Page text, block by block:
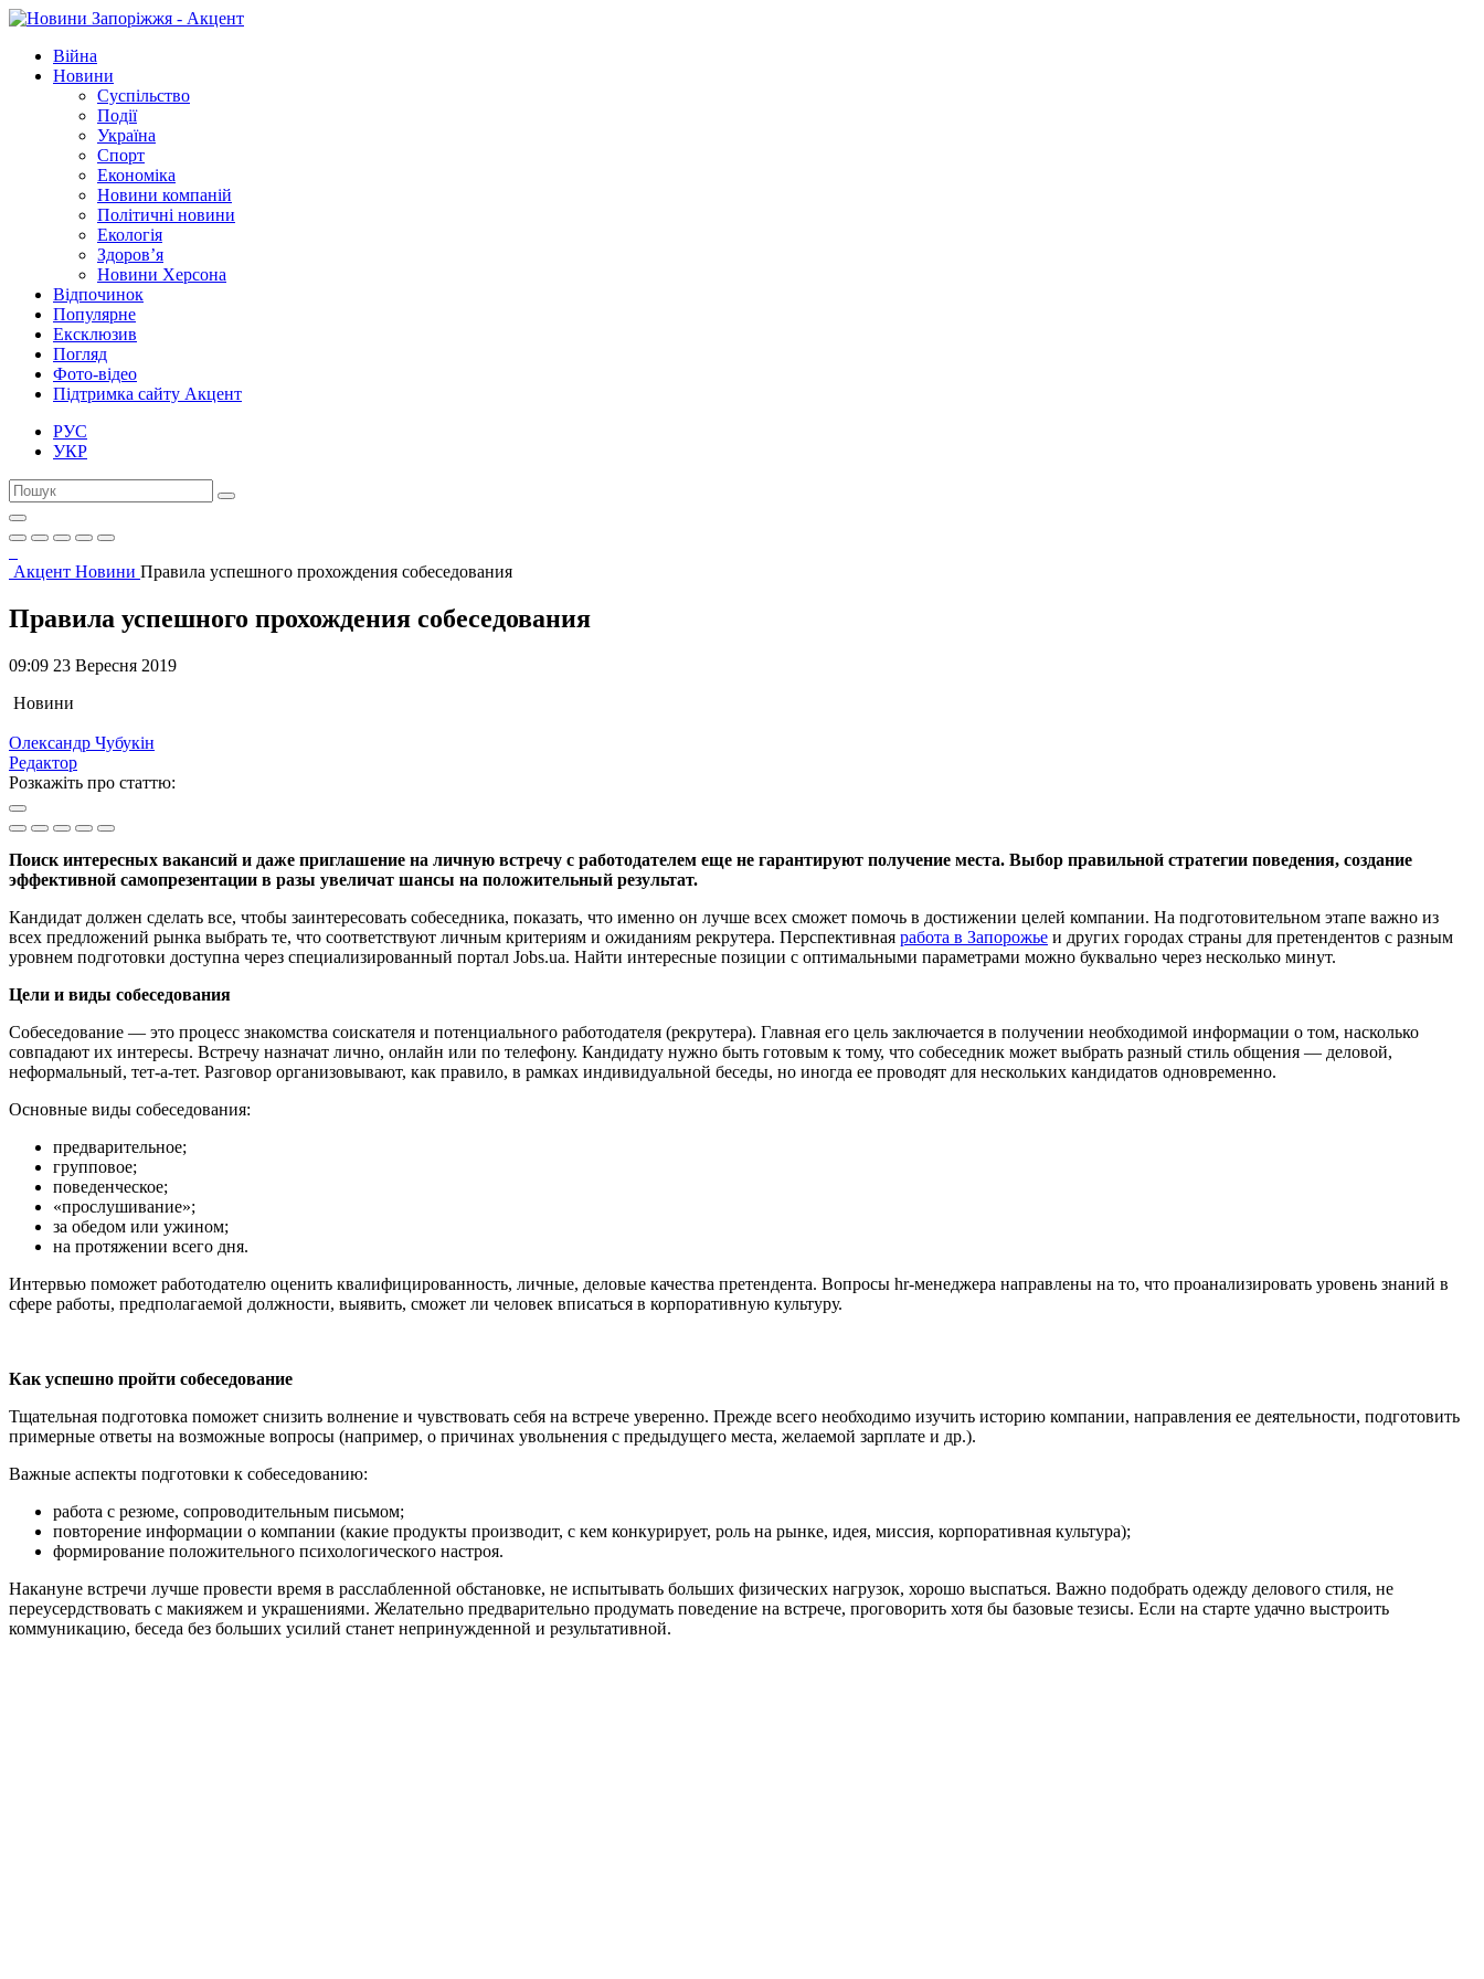
Війна
Новини
Суспільство
Події
Україна
Спорт
Економіка
Новини компаній
Політичні новини
Екологія
Здоров’я
Новини Херсона
Відпочинок
Популярне
Ексклюзив
Погляд
Фото-відео
Підтримка сайту Акцент
РУС
УКР
Акцент Новини Правила успешного прохождения собеседования
Правила успешного прохождения собеседования
09:09 23 Вересня 2019
Новини
Олександр Чубукін
Редактор
Розкажіть про статтю:
Поиск интересных вакансий и даже приглашение на личную встречу с работодателем еще не гарантируют получение места. Выбор правильной стратегии поведения, создание
эффективной самопрезентации в разы увеличат шансы на положительный результат.
Кандидат должен сделать все, чтобы заинтересовать собеседника, показать, что именно он лучше всех сможет помочь в достижении целей компании. На подготовительном этапе важно из
всех предложений рынка выбрать те, что соответствуют личным критериям и ожиданиям рекрутера. Перспективная работа в Запорожье и других городах страны для претендентов с разным
уровнем подготовки доступна через специализированный портал Jobs.ua. Найти интересные позиции с оптимальными параметрами можно буквально через несколько минут.
Цели и виды собеседования
Собеседование — это процесс знакомства соискателя и потенциального работодателя (рекрутера). Главная его цель заключается в получении необходимой информации о том, насколько
совпадают их интересы. Встречу назначат лично, онлайн или по телефону. Кандидату нужно быть готовым к тому, что собеседник может выбрать разный стиль общения — деловой,
неформальный, тет-а-тет. Разговор организовывают, как правило, в рамках индивидуальной беседы, но иногда ее проводят для нескольких кандидатов одновременно.
Основные виды собеседования:
предварительное;
групповое;
поведенческое;
«прослушивание»;
за обедом или ужином;
на протяжении всего дня.
Интервью поможет работодателю оценить квалифицированность, личные, деловые качества претендента. Вопросы hr-менеджера направлены на то, что проанализировать уровень знаний в
сфере работы, предполагаемой должности, выявить, сможет ли человек вписаться в корпоративную культуру.
Как успешно пройти собеседование
Тщательная подготовка поможет снизить волнение и чувствовать себя на встрече уверенно. Прежде всего необходимо изучить историю компании, направления ее деятельности, подготовить
примерные ответы на возможные вопросы (например, о причинах увольнения с предыдущего места, желаемой зарплате и др.).
Важные аспекты подготовки к собеседованию:
работа с резюме, сопроводительным письмом;
повторение информации о компании (какие продукты производит, с кем конкурирует, роль на рынке, идея, миссия, корпоративная культура);
формирование положительного психологического настроя.
Накануне встречи лучше провести время в расслабленной обстановке, не испытывать больших физических нагрузок, хорошо выспаться. Важно подобрать одежду делового стиля, не
переусердствовать с макияжем и украшениями. Желательно предварительно продумать поведение на встрече, проговорить хотя бы базовые тезисы. Если на старте удачно выстроить
коммуникацию, беседа без больших усилий станет непринужденной и результативной.